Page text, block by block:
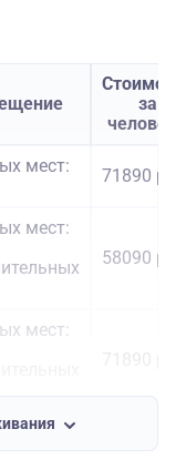
за
мест:
71890
мест:
58090
мест:
мест: